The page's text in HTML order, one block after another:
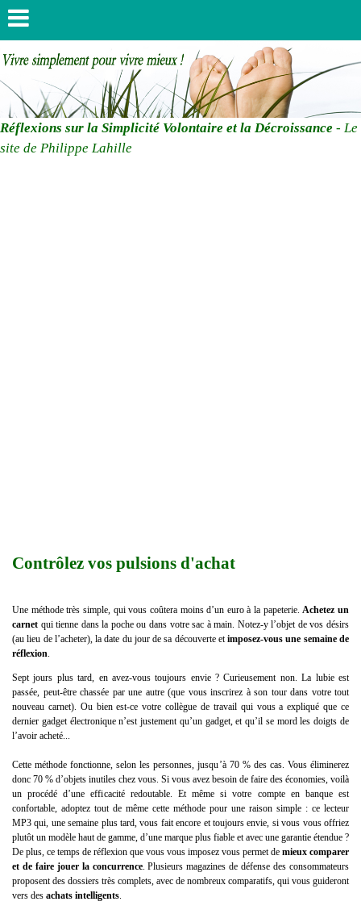
Réflexions sur la Simplicité Volontaire et la Décroissance - Le
site de Philippe Lahille
Contrôlez vos pulsions d'achat
Une méthode très simple, qui vous coûtera moins d’un euro à la papeterie.Achetez un
carnet qui tienne dans la poche ou dans votre sac à main. Notez-y l’objet de vos désirs
(au lieu de l’acheter), la date du jour de sa découverte etimposez-vous une semaine de
réflexion.
Sept jours plus tard, en avez-vous toujours envie ? Curieusement non. La lubie est
passée, peut-être chassée par une autre (que vous inscrirez à son tour dans votre tout
nouveau carnet). Ou bien est-ce votre collègue de travail qui vous a expliqué que ce
dernier gadget électronique n’est justement qu’un gadget, et qu’il se mord les doigts de
l’avoir acheté...
Cette méthode fonctionne, selon les personnes, jusqu’à 70 % des cas. Vous éliminerez
donc 70 % d’objets inutiles chez vous. Si vous avez besoin de faire des économies, voilà
un procédé d’une efficacité redoutable. Et même si votre compte en banque est
confortable, adoptez tout de même cette méthode pour une raison simple : ce lecteur
MP3 qui, une semaine plus tard, vous fait encore et toujours envie, si vous vous offriez
plutôt un modèle haut de gamme, d’une marque plus fiable et avec une garantie étendue ?
De plus, ce temps de réflexion que vous vous imposez vous permet de mieux comparer
et de faire jouer la concurrence. Plusieurs magazines de défense des consommateurs
proposent des dossiers très complets, avec de nombreux comparatifs, qui vous guideront
vers des achats intelligents.